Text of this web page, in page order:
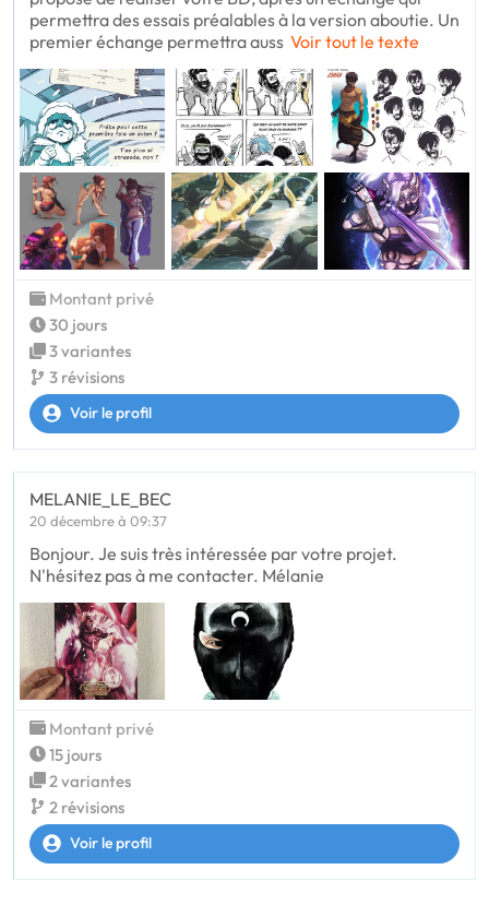
permettra des essais préalables à la version aboutie. Un
premier échange permettra auss Voir tout le texte
Montant privé
30 jours
3 variantes
3 révisions
Voir le profil
MELANIE_LE_BEC
20 décembre à 09:37
Bonjour. Je suis très intéressée par votre projet.
N'hésitez pas à me contacter. Mélanie
Montant privé
15 jours
2 variantes
2 révisions
Voir le profil